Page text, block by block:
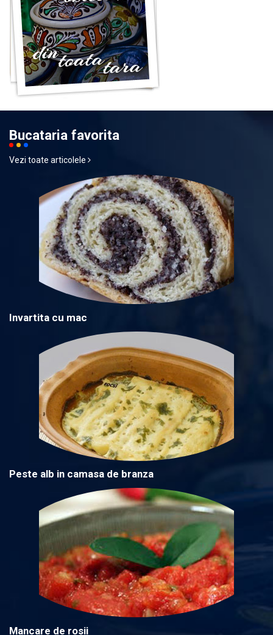
Bucataria favorita
Vezi toate articolele
Invartita cu mac
Peste alb in camasa de branza
Mancare de rosii